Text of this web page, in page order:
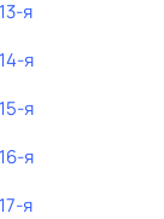
я
я
я
я
я